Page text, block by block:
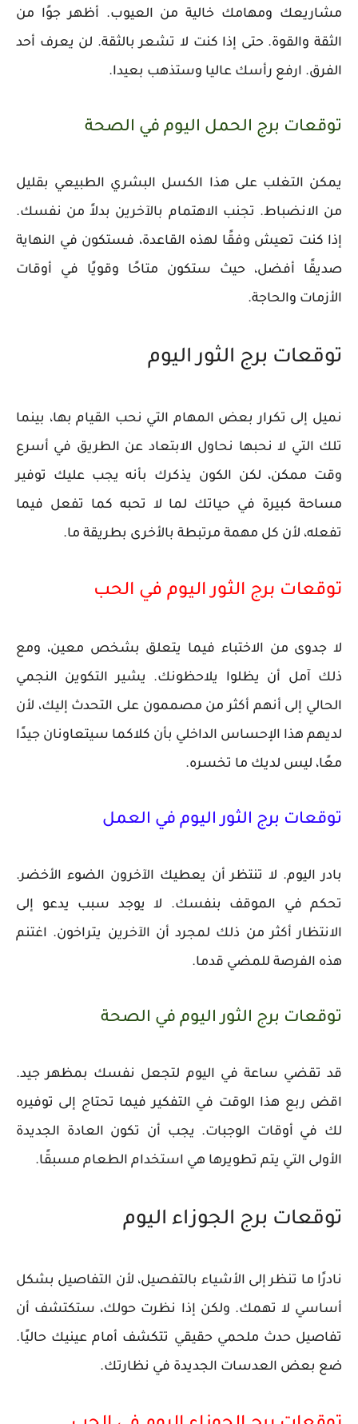
مشاريعك ومهامك خالية من العيوب. أظهر جوًا من
الثقة والقوة. حتى إذا كنت لا تشعر بالثقة. لن يعرف أحد
الفرق. ارفع رأسك عاليا وستذهب بعيدا.
توقعات برج الحمل اليوم في الصحة
يمكن التغلب على هذا الكسل البشري الطبيعي بقليل
من الانضباط. تجنب الاهتمام بالآخرين بدلاً من نفسك.
إذا كنت تعيش وفقًا لهذه القاعدة، فستكون في النهاية
صديقًا أفضل، حيث ستكون متاحًا وقويًا في أوقات
الأزمات والحاجة.
توقعات برج الثور اليوم
نميل إلى تكرار بعض المهام التي نحب القيام بها، بينما
تلك التي لا نحبها نحاول الابتعاد عن الطريق في أسرع
وقت ممكن، لكن الكون يذكرك بأنه يجب عليك توفير
مساحة كبيرة في حياتك لما لا تحبه كما تفعل فيما
تفعله، لأن كل مهمة مرتبطة بالأخرى بطريقة ما.
توقعات برج الثور اليوم في الحب
لا جدوى من الاختباء فيما يتعلق بشخص معين، ومع
ذلك آمل أن يظلوا يلاحظونك. يشير التكوين النجمي
الحالي إلى أنهم أكثر من مصممون على التحدث إليك، لأن
لديهم هذا الإحساس الداخلي بأن كلاكما سيتعاونان جيدًا
معًا، ليس لديك ما تخسره.
توقعات برج الثور اليوم في العمل
بادر اليوم. لا تنتظر أن يعطيك الآخرون الضوء الأخضر.
تحكم في الموقف بنفسك. لا يوجد سبب يدعو إلى
الانتظار أكثر من ذلك لمجرد أن الآخرين يتراخون. اغتنم
هذه الفرصة للمضي قدما.
توقعات برج الثور اليوم في الصحة
قد تقضي ساعة في اليوم لتجعل نفسك بمظهر جيد.
اقض ربع هذا الوقت في التفكير فيما تحتاج إلى توفيره
لك في أوقات الوجبات. يجب أن تكون العادة الجديدة
الأولى التي يتم تطويرها هي استخدام الطعام مسبقًا.
توقعات برج الجوزاء اليوم
نادرًا ما تنظر إلى الأشياء بالتفصيل، لأن التفاصيل بشكل
أساسي لا تهمك. ولكن إذا نظرت حولك، ستكتشف أن
تفاصيل حدث ملحمي حقيقي تتكشف أمام عينيك حاليًا.
ضع بعض العدسات الجديدة في نظارتك.